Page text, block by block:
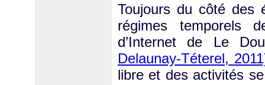
Toujours du côté des
régimes temporels
d’Internet de Le
Delaunay-Téterel,
libre et des activités